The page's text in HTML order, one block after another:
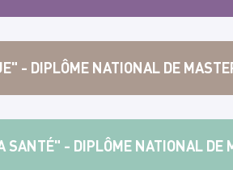
- DIPLÔME NATIONAL DE
SANTÉ" - DIPLÔME NATIONAL DE